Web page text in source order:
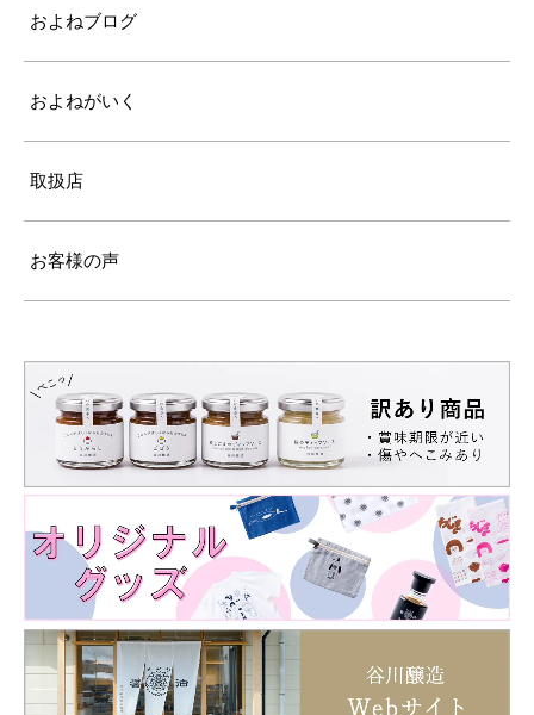
およねブログ
およねがいく
取扱店
お客様の声